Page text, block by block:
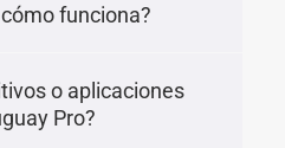
funciona?
o aplicaciones
Pro?